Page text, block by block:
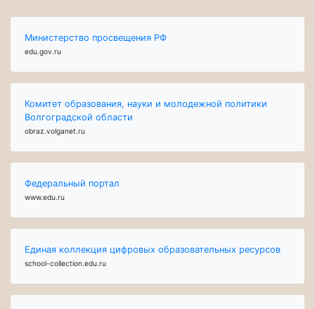
Министерство просвещения РФ
edu.gov.ru
Комитет образования, науки и молодежной политики
Волгоградской области
obraz.volganet.ru
Федеральный портал
www.edu.ru
Единая коллекция цифровых образовательных ресурсов
school-collection.edu.ru